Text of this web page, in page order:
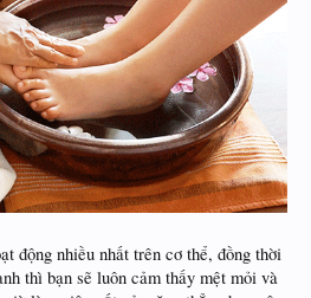
động nhiều nhất trên cơ thể, đồng thời
thì bạn sẽ luôn cảm thấy mệt mỏi và